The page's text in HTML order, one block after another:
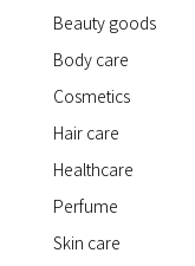
Beauty goods
Body care
Cosmetics
Hair care
Healthcare
Perfume
Skin care